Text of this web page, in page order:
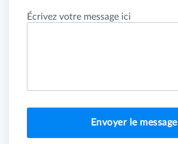
Écrivez votre message ici
Envoyer le message